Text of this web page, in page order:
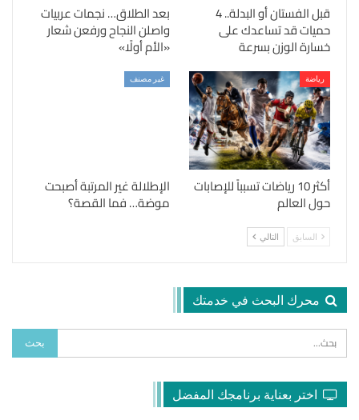
قبل الفستان أو البدلة.. 4
حميات قد تساعدك على
خسارة الوزن بسرعة
بعد الطلاق… نجمات عربيات
واصلن النجاح ورفعن شعار
«الأم أولًا»
رياضة
أكثر 10 رياضات تسبباً للإصابات
حول العالم
غير مصنف
الإطلالة غير المرتبة أصبحت
موضة… فما القصة؟
السابق التالي
محرك البحث في خدمتك
اختر بعناية برنامجك المفضل